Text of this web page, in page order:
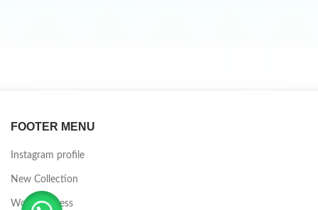
FOOTER MENU
Instagram profile
New Collection
Woman Dress